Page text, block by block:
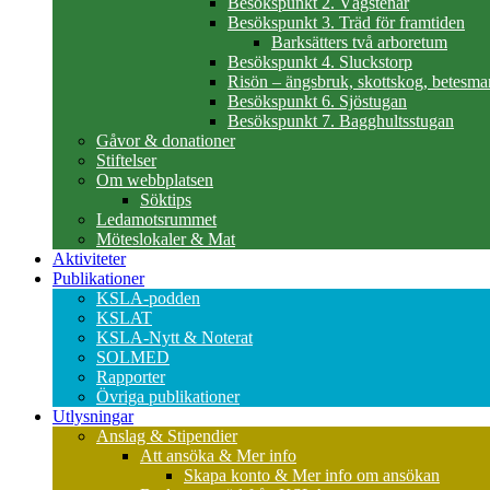
Besökspunkt 3. Träd för framtiden
Barksätters två arboretum
Besökspunkt 4. Sluckstorp
Risön – ängsbruk, skottskog,
Besökspunkt 6. Sjöstugan
Besökspunkt 7. Bagghultsstugan
Gåvor & donationer
Stiftelser
Om webbplatsen
Söktips
Ledamotsrummet
Möteslokaler & Mat
Aktiviteter
Publikationer
KSLA-podden
KSLAT
KSLA-Nytt & Noterat
SOLMED
Rapporter
Övriga publikationer
Utlysningar
Anslag & Stipendier
Att ansöka & Mer info
Skapa konto & Mer info om ansökan